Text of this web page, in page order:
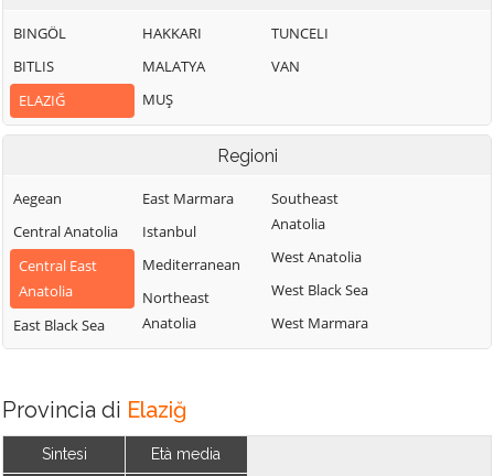
BINGÖL
BITLIS
ELAZIĞ
HAKKARI
MALATYA
MUŞ
TUNCELI
VAN
Regioni
Aegean
Central Anatolia
Central East
Anatolia
East Black Sea
East Marmara
Istanbul
Mediterranean
Northeast
Anatolia
Southeast
Anatolia
West Anatolia
West Black Sea
West Marmara
Provincia di Elaziğ
Sintesi
Età media